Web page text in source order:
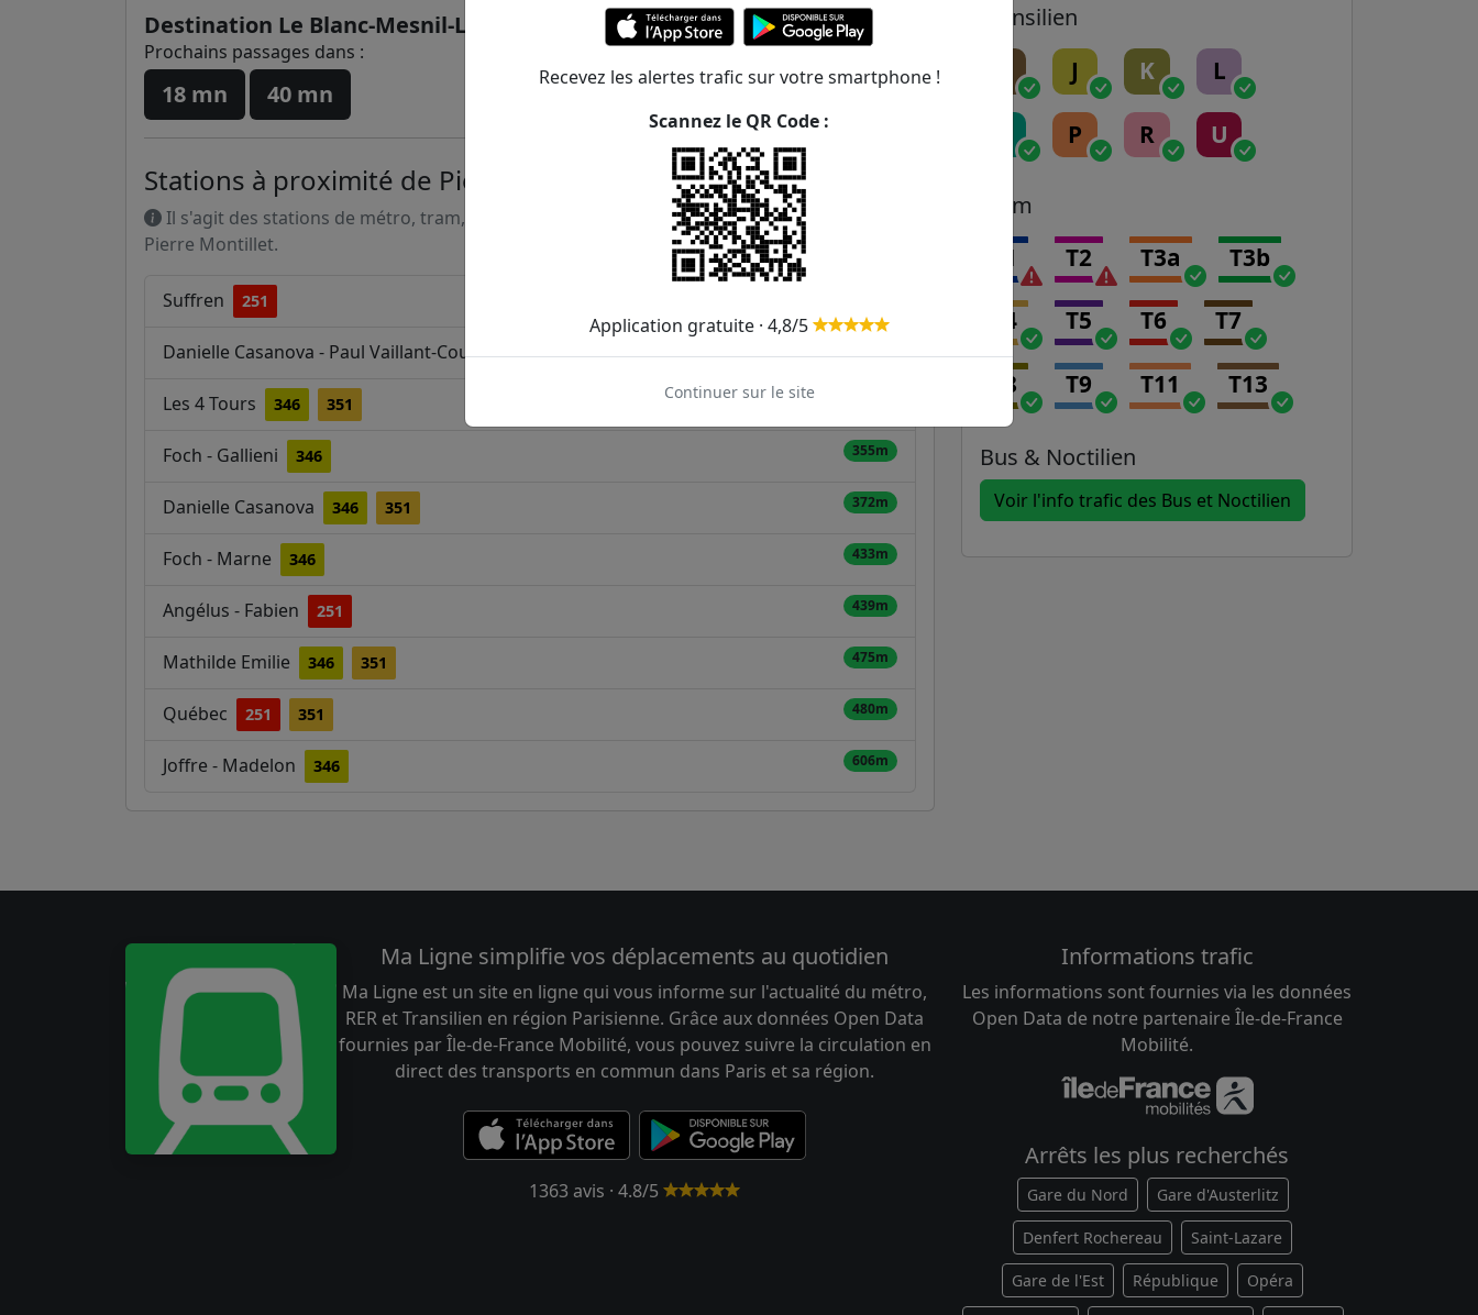
Destination Le Blanc-Mesnil-Libération
Prochains passages dans :
18 mn 40 mn
Stations à proximité de Pierre Montillet
Il s'agit des stations de métro, tram, RER et transilien situées à moins de 1km de la gare
Pierre Montillet.
Suffren 251
Danielle Casanova - Paul Vaillant-Couturier 251 346
Les 4 Tours 346 351
Foch - Gallieni 346 355m
Danielle Casanova 346 351 372m
Foch - Marne 346 433m
Angélus - Fabien 251 439m
Mathilde Emilie 346 351 475m
Québec 251 351 480m
Joffre - Madelon 346 606m
Transilien
J K L
P R U
Tram
T1 T2 T3a T3b
T4 T5 T6 T7
T8 T9 T11 T13
Bus & Noctilien
Voir l'info trafic des Bus et Noctilien
Ma Ligne simplifie vos déplacements au quotidien
Ma Ligne est un site en ligne qui vous informe sur l'actualité du métro,
RER et Transilien en région Parisienne. Grâce aux données Open Data
fournies par Île-de-France Mobilité, vous pouvez suivre la circulation en
direct des transports en commun dans Paris et sa région.
1363 avis · 4.8/5
Informations trafic
Les informations sont fournies via les données
Open Data de notre partenaire Île-de-France
Mobilité.
Arrêts les plus recherchés
Gare du Nord Gare d'Austerlitz
Denfert Rochereau Saint-Lazare
Gare de l'Est République Opéra
Recevez les alertes trafic sur votre smartphone !
Scannez le QR Code :
Application gratuite · 4,8/5
Continuer sur le site